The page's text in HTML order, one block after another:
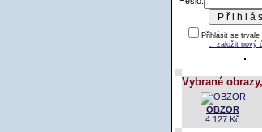
Přihlásit se trvale
:: založit nový
Vybrané
OBZOR
4 127 Kč